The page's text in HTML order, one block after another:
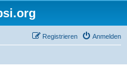
Anmelden
Registrieren